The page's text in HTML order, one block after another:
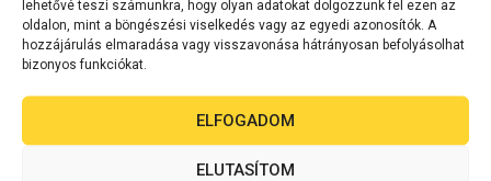
lehetővé teszi számunkra, hogy olyan adatokat dolgozzunk fel ezen az
oldalon, mint a böngészési viselkedés vagy az egyedi azonosítók. A
hozzájárulás elmaradása vagy visszavonása hátrányosan befolyásolhat
bizonyos funkciókat.
ELFOGADOM
ELUTASÍTOM